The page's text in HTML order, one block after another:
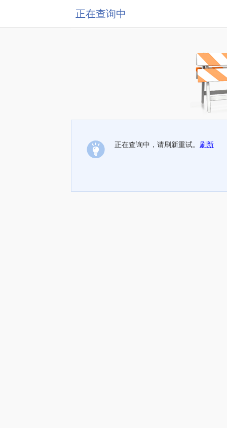
正在查询中
正在查询中，请刷新重试。 刷新